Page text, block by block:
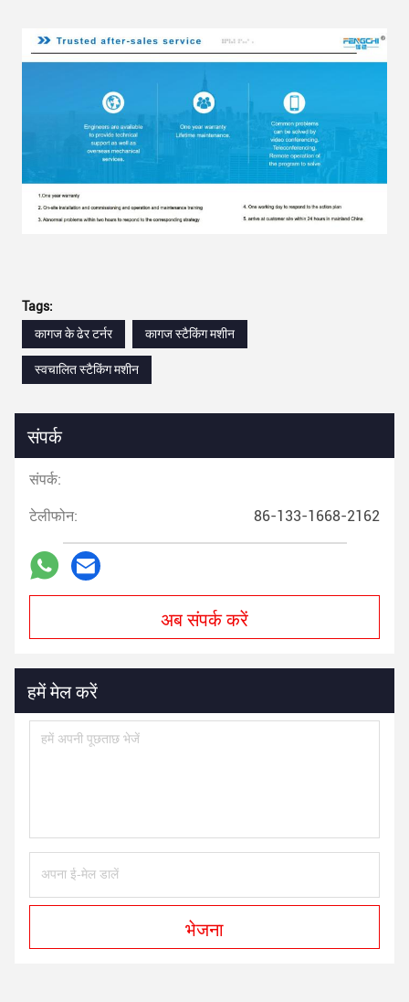
Tags:
कागज के ढेर टर्नर
कागज स्टैकिंग मशीन
स्वचालित स्टैकिंग मशीन
संपर्क
संपर्क:
टेलीफोन: 86-133-1668-2162
अब संपर्क करें
हमें मेल करें
भेजना